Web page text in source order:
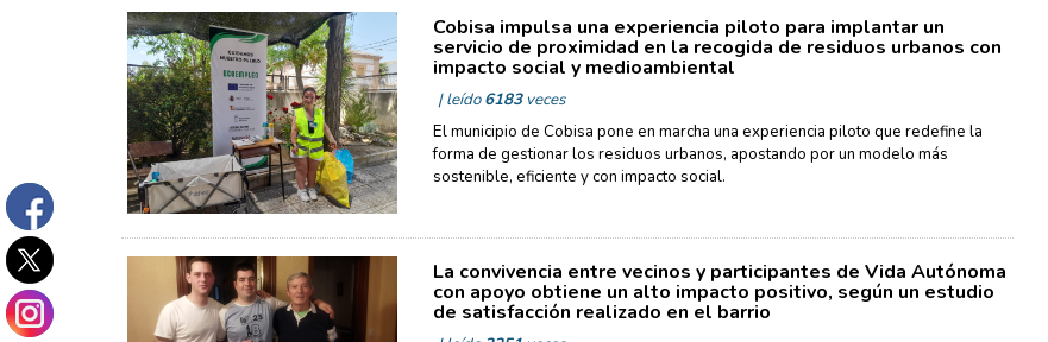
Cobisa impulsa una experiencia piloto para implantar un
servicio de proximidad en la recogida de residuos urbanos con
impacto social y medioambiental
| leído6183veces
El municipio de Cobisa pone en marcha una experiencia piloto que redefine la
forma de gestionar los residuos urbanos, apostando por un modelo más
sostenible, eficiente y con impacto social.
La convivencia entre vecinos y participantes de Vida Autónoma
con apoyo obtiene un alto impacto positivo, según un estudio
de satisfacción realizado en el barrio